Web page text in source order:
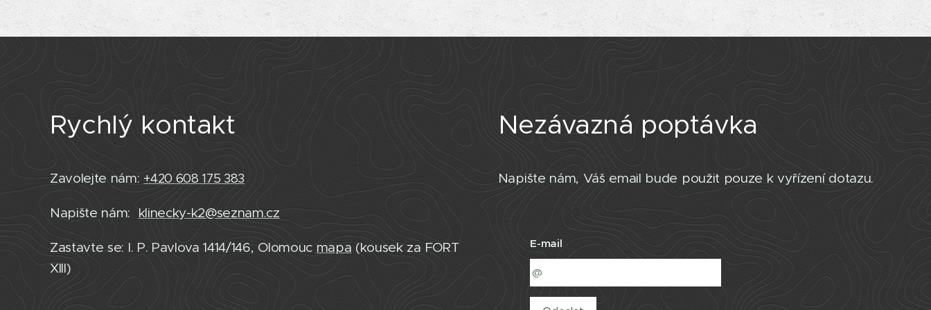
Rychlý kontakt
Zavolejte nám: +420 608 175 383
Napište nám: klinecky-k2@seznam.cz
Zastavte se: I. P. Pavlova 1414/146, Olomoucmapa(kousek za FORT
XIII)
Nezávazná poptávka
Napište nám, Váš email bude použit pouze k vyřízení dotazu.
E-mail